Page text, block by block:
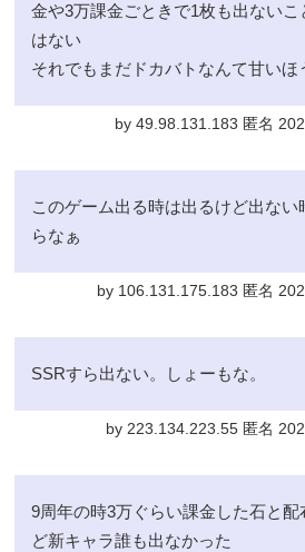
金や3万課金ごときで1枚も出ない
はない
それでもまだドカバトなんて甘いほ
by 49.98.131.183 匿名
このゲーム出る時は出るけど出な
らなぁ
by 106.131.175.183 匿名
SSRすら出ない。しょーもな。
by 223.134.223.55 匿名
9周年の時3万ぐらい課金した石と
ど新キャラ誰も出なかった